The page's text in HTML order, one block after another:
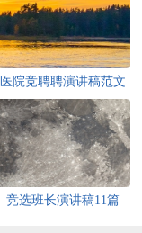
医院竞聘聘演讲稿范文
9篇
竞选班长演讲稿11篇